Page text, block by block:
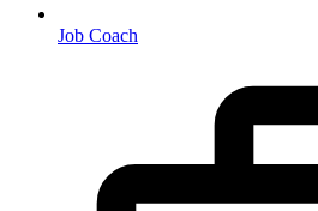
Job Coach